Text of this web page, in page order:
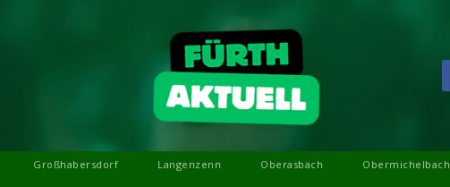
Großhabersdorf Langenzenn Oberasbach Obermichelbach